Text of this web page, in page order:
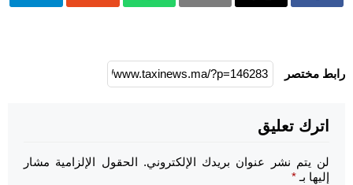
رابط مختصر
اترك تعليق
لن يتم نشر عنوان بريدك الإلكتروني. الحقول الإلزامية مشار
إليها بـ *